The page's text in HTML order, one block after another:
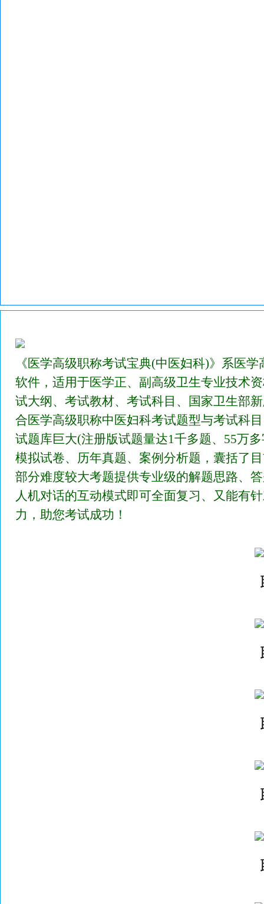
《医学高级职称考试宝典(中医妇科)》系医
软件，适用于医学正、副高级卫生专业技术
试大纲、考试教材、考试科目、国家卫生部
合医学高级职称中医妇科考试题型与考试科
试题库巨大(注册版试题量达1千多题、55万
模拟试卷、历年真题、案例分析题，囊括了
部分难度较大考题提供专业级的解题思路、
人机对话的互动模式即可全面复习、又能有
力，助您考试成功！